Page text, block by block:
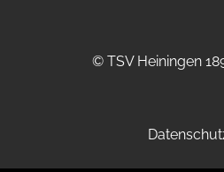
© TSV Heiningen